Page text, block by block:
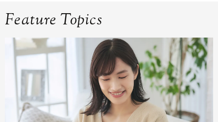
Feature Topics